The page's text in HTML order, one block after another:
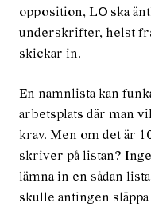
opposition, LO ska
underskrifter, helst
skickar in.
En namnlista kan
arbetsplats där man
krav. Men om det är
skriver på listan?
lämna in en sådan
skulle antingen